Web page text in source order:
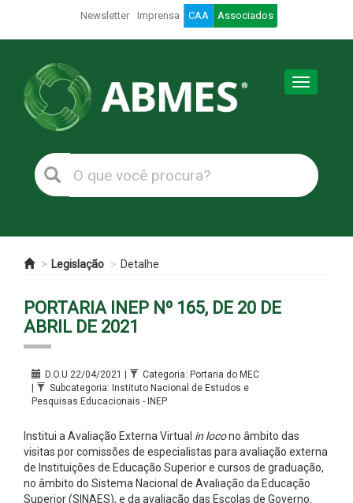
Newsletter Imprensa CAA Associados
Toggle
Legislação Detalhe
PORTARIA INEP Nº 165, DE 20 DE
ABRIL DE 2021
D.O.U 22/04/2021 |
Categoria: Portaria do MEC
|
Subcategoria: Instituto Nacional de Estudos e
Pesquisas Educacionais - INEP
Institui a Avaliação Externa Virtual in locono âmbito das
visitas por comissões de especialistas para avaliação externa
de Instituições de Educação Superior e cursos de graduação,
no âmbito do Sistema Nacional de Avaliação da Educação
Superior (SINAES), e da avaliação das Escolas de Governo.